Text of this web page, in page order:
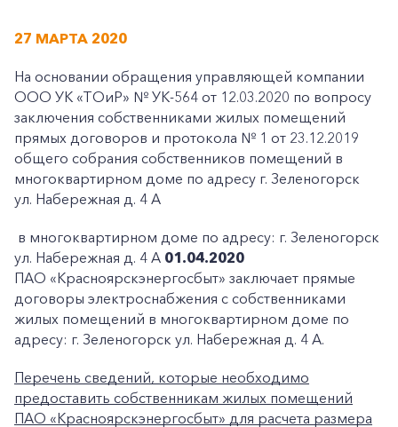
27 МАРТА 2020
На основании обращения управляющей компании
ООО УК «ТОиР» № УК-564 от 12.03.2020 по вопросу
заключения собственниками жилых помещений
прямых договоров и протокола № 1 от 23.12.2019
общего собрания собственников помещений в
многоквартирном доме по адресу г. Зеленогорск
ул. Набережная д. 4 А
в многоквартирном доме по адресу: г. Зеленогорск
ул. Набережная д. 4 А 01.04.2020
ПАО «Красноярскэнергосбыт» заключает прямые
договоры электроснабжения с собственниками
жилых помещений в многоквартирном доме по
адресу: г. Зеленогорск ул. Набережная д. 4 А.
Перечень сведений, которые необходимо
предоставить собственникам жилых помещений
ПАО «Красноярскэнергосбыт» для расчета размера